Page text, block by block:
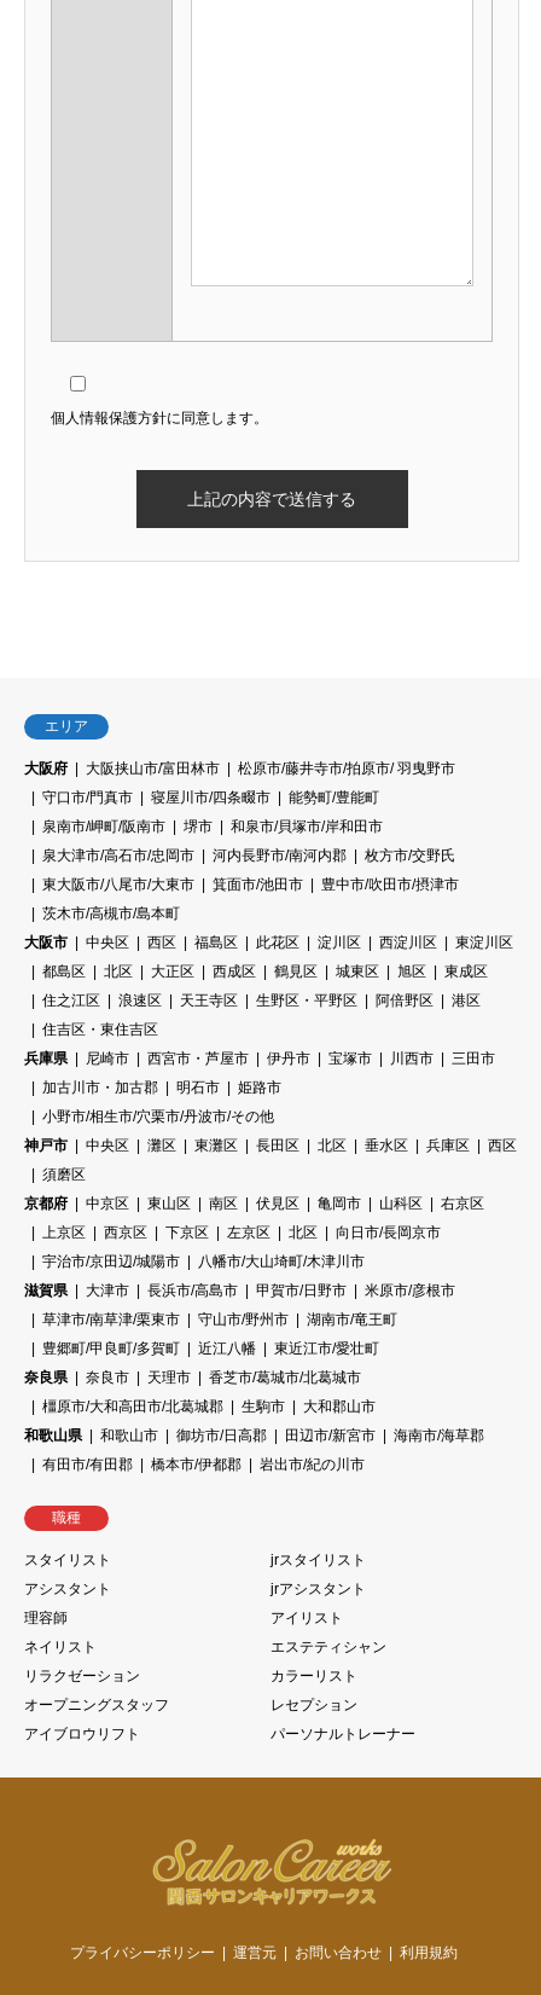
個人情報保護方針に同意します。
エリア
大阪府 大阪挟山市/富田林市
松原市/藤井寺市/拍原市/ 羽曳野市
守口市/門真市
寝屋川市/四条畷市
能勢町/豊能町
泉南市/岬町/阪南市
堺市
和泉市/貝塚市/岸和田市
泉大津市/高石市/忠岡市
河内長野市/南河内郡
枚方市/交野氏
東大阪市/八尾市/大東市
箕面市/池田市
豊中市/吹田市/摂津市
茨木市/高槻市/島本町
大阪市
中央区 西区 福島区 此花区 淀川区 西淀川区
東淀川区
都島区
北区 大正区 西成区 鶴見区 城東区 旭区
東成区
住之江区
浪速区 天王寺区 生野区・平野区 阿倍野区
港区
住吉区・東住吉区
兵庫県
尼崎市 西宮市・芦屋市 伊丹市 宝塚市 川西市
三田市
加古川市・加古郡
明石市
姫路市
小野市/相生市/穴栗市/丹波市/その他
神戸市
中央区 灘区 東灘区 長田区 北区 垂水区 兵庫区
西区
須磨区
京都府
中京区 東山区 南区 伏見区 亀岡市 山科区
右京区
上京区
西京区 下京区 左京区 北区
向日市/長岡京市
宇治市/京田辺/城陽市
八幡市/大山埼町/木津川市
滋賀県
大津市 長浜市/高島市 甲賀市/日野市
米原市/彦根市
草津市/南草津/栗東市
守山市/野州市
湖南市/竜王町
豊郷町/甲良町/多賀町
近江八幡
東近江市/愛壮町
奈良県
奈良市 天理市
香芝市/葛城市/北葛城市
橿原市/大和高田市/北葛城郡
生駒市
大和郡山市
和歌山県
和歌山市 御坊市/日高郡 田辺市/新宮市
海南市/海草郡
有田市/有田郡
橋本市/伊都郡 岩出市/紀の川市
職種
スタイリスト
jrスタイリスト
アシスタント
jrアシスタント
理容師
アイリスト
ネイリスト
エステティシャン
リラクゼーション
カラーリスト
オープニングスタッフ
レセプション
アイブロウリフト
パーソナルトレーナー
プライバシーポリシー 運営元 お問い合わせ 利用規約